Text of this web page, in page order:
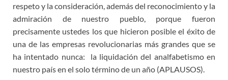
respeto y la consideración, además del reconocimiento y la
admiración de nuestro pueblo, porque fueron
precisamente ustedes los que hicieron posible el éxito de
una de las empresas revolucionarias más grandes que se
ha intentado nunca: la liquidación del analfabetismo en
nuestro país en el solo término de un año (APLAUSOS).